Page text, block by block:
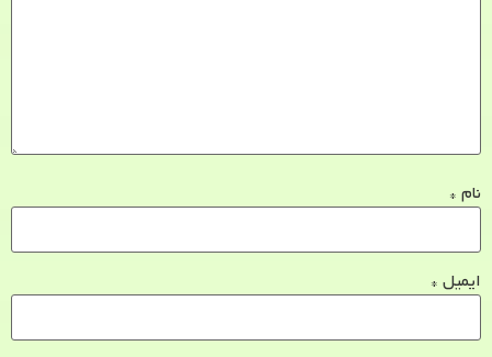
نام *
ایمیل *